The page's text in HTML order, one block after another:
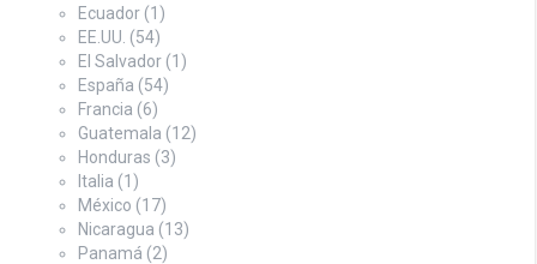
Ecuador (1)
EE.UU. (54)
El Salvador (1)
España (54)
Francia (6)
Guatemala (12)
Honduras (3)
Italia (1)
México (17)
Nicaragua (13)
Panamá (2)